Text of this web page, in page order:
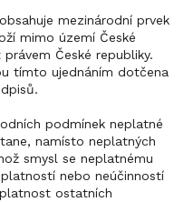
mezinárodní prvek
mimo území České
České republiky.
tímto ujednáním dotčena
podmínek neplatné
namísto neplatných
smysl se neplatnému
nebo neúčinností
ostatních